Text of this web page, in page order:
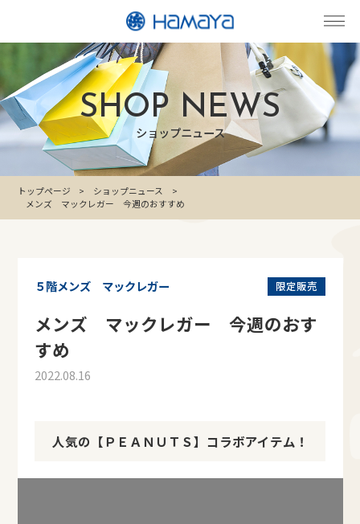
SHOP NEWS
ショップニュース
トップページ
ショップニュース
メンズ マックレガー 今週のおすすめ
限定販売
５階メンズ マックレガー
メンズ マックレガー 今週のおす
すめ
2022.08.16
人気の【ＰＥＡＮＵＴＳ】コラボアイテム！